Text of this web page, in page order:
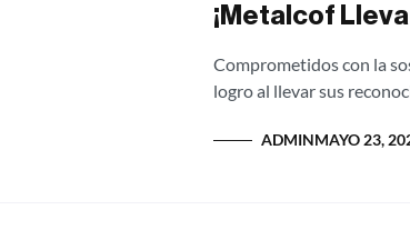
¡Metalcof
Comprometidos con la
logro al llevar sus
ADMINMAYO 23,